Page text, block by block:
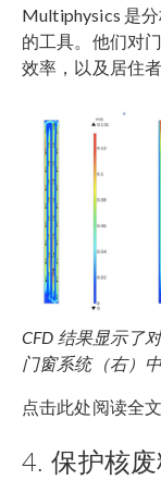
Multiphysics 是
的工具。他们对
效率，以及居住
CFD 结果显示了
门窗系统（右）
点击此处阅读全
4. 保护核